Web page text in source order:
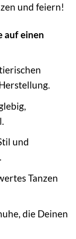
und feiern!
auf einen
und
Tanzen
die Deinen